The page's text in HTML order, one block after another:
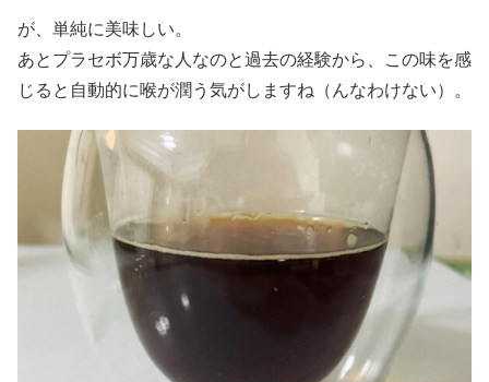
が、単純に美味しい。
あとプラセボ万歳な人なのと過去の経験から、この味を感
じると自動的に喉が潤う気がしますね（んなわけない）。